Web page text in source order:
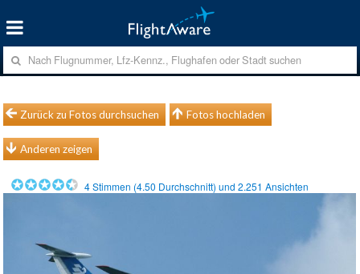
Zurück zu Fotos durchsuchen Fotos hochladen
Anderen zeigen
4Stimmen (4.50 Durchschnitt) und2.251 Ansichten